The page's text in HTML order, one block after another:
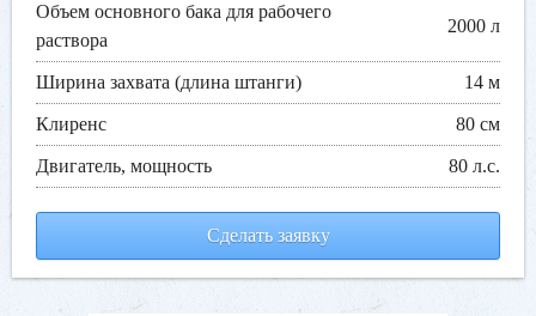
Объем основного бака для рабочего
раствора
2000 л
Ширина захвата (длина штанги) 14 м
Клиренс 80 см
Двигатель, мощность 80 л.с.
Сделать заявку